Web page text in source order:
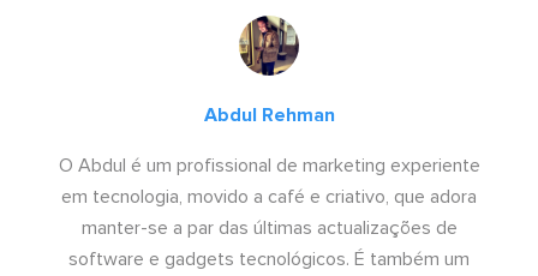
Abdul Rehman
O Abdul é um profissional de marketing experiente
em tecnologia, movido a café e criativo, que adora
manter-se a par das últimas actualizações de
software e gadgets tecnológicos. É também um